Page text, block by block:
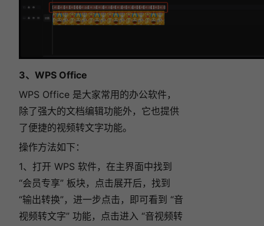
3、WPS Office
WPS Office 是大家常用的办公软件，
除了强大的文档编辑功能外，它也提供
了便捷的视频转文字功能。
操作方法如下：
1、打开 WPS 软件，在主界面中找到
“会员专享” 板块，点击展开后，找到
“输出转换”，进一步点击，即可看到 “音
视频转文字” 功能，点击进入 “音视频转